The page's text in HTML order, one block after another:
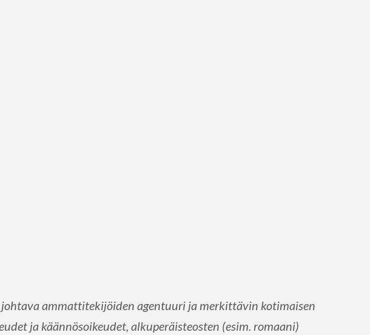
johtava ammattitekijöiden agentuuri ja merkittävin kotimaisen
ja käännösoikeudet, alkuperäisteosten (esim. romaani)